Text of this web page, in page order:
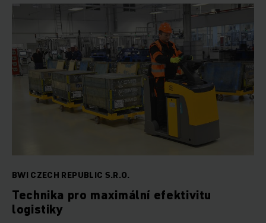
BWI CZECH REPUBLIC S.R.O.
Technika pro maximální efektivitu
logistiky